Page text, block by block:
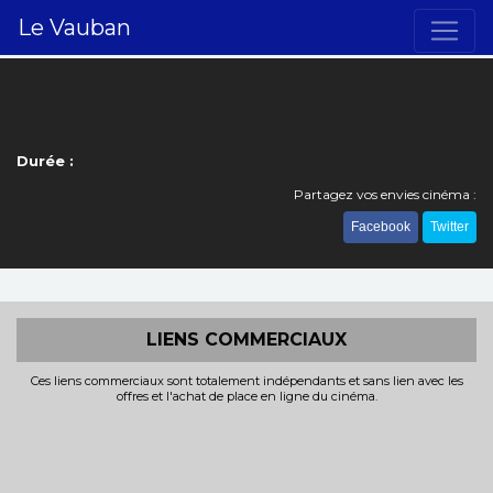
Le Vauban
Durée :
Partagez vos envies cinéma :
Facebook Twitter
LIENS COMMERCIAUX
Ces liens commerciaux sont totalement indépendants et sans lien avec les
offres et l'achat de place en ligne du cinéma.